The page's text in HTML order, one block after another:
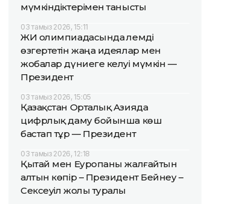
мүмкіндіктерімен танысты
03 тамыз 2026, 15:11
ЖИ олимпиадасында әлемді
өзгертетін жаңа идеялар мен
жобалар дүниеге келуі мүмкін —
Президент
03 тамыз 2026, 15:05
Қазақстан Орталық Азияда
цифрлық даму бойынша көш
бастап тұр — Президент
03 тамыз 2026, 12:18
Қытай мен Еуропаны жалғайтын
алтын көпір – Президент Бейнеу –
Сексеуіл жолы туралы